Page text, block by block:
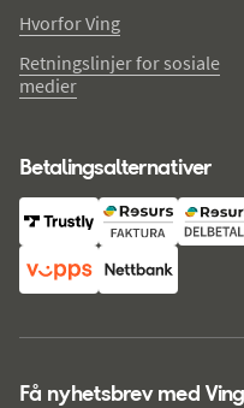
Hvorfor Ving
Retningslinjer for sosiale
medier
Betalingsalternativer
Få nyhetsbrev med